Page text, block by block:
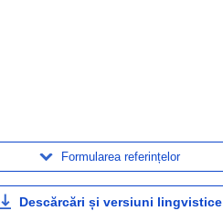
Formularea referințelor
Descărcări și versiuni lingvistice